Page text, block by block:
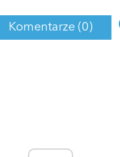
Komentarze (0)